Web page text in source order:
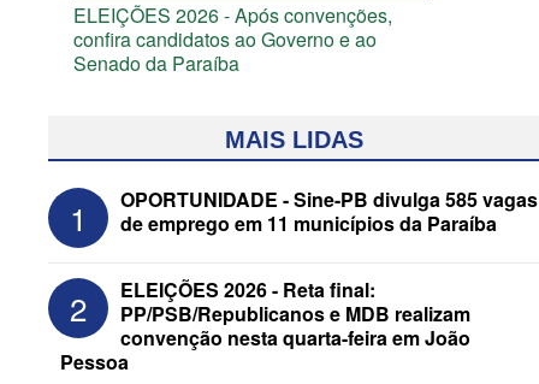
ELEIÇÕES 2026 - Após convenções,
confira candidatos ao Governo e ao
Senado da Paraíba
MAIS LIDAS
1
OPORTUNIDADE - Sine-PB divulga 585 vagas
de emprego em 11 municípios da Paraíba
2
ELEIÇÕES 2026 - Reta final:
PP/PSB/Republicanos e MDB realizam
convenção nesta quarta-feira em João
Pessoa